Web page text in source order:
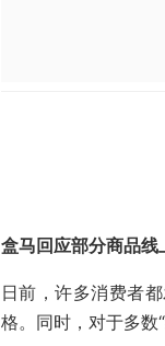
盒马回应部分商品线
日前，许多消费者
格。同时，对于多数